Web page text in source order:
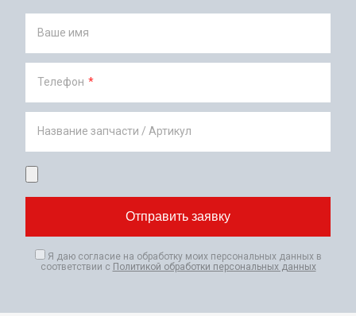
Ваше имя
Телефон *
Название запчасти / Артикул
Я даю согласие на обработку моих персональных данных в
соответствии с Политикой обработки персональных данных